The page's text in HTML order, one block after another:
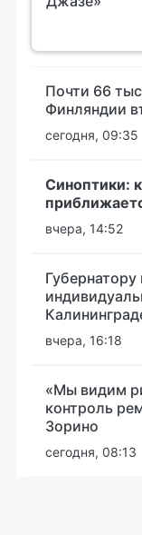
Почти 66
Финляндии
сегодня, 09:35
Синоптики:
вчера, 14:52
вчера, 16:18
«Мы видим
контроль
Зорино
сегодня, 08:13